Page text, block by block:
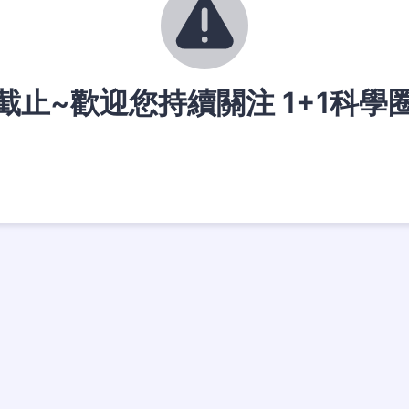
止~歡迎您持續關注 1+1科學